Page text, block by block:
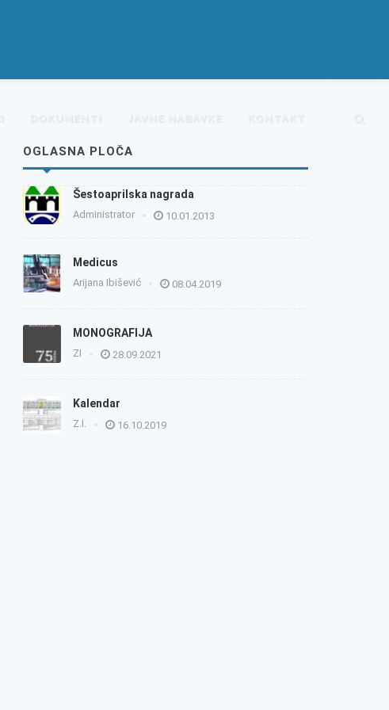
DOKUMENTI JAVNE NABAVKE KONTAKT
OGLASNA PLOČA
Šestoaprilska nagrada
Administrator 10.01.2013
Medicus
Arijana Ibišević 08.04.2019
MONOGRAFIJA
ZI 28.09.2021
Kalendar
Z.I. 16.10.2019